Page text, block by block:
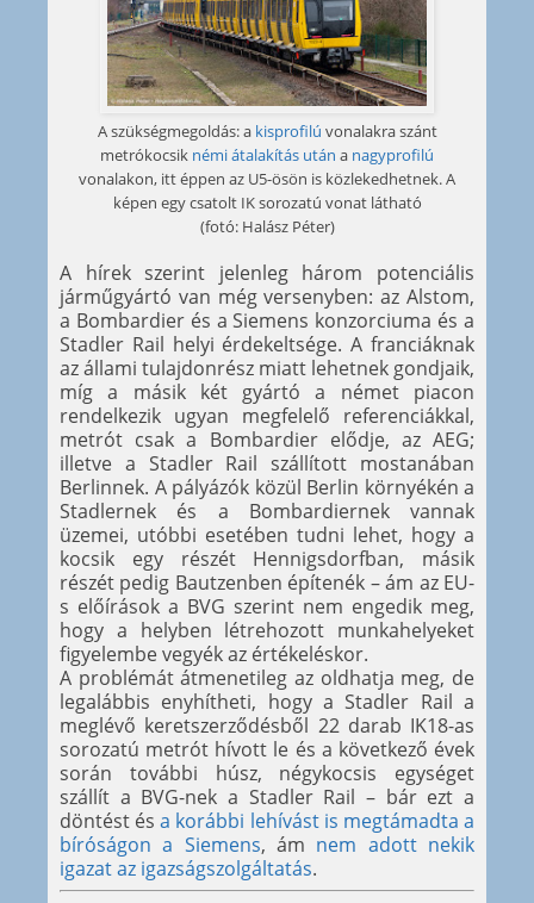
A szükségmegoldás: a kisprofilú vonalakra szánt
metrókocsik némi átalakítás után a nagyprofilú
vonalakon, itt éppen az U5-ösön is közlekedhetnek. A
képen egy csatolt IK sorozatú vonat látható
(fotó: Halász Péter)
A hírek szerint jelenleg három potenciális
járműgyártó van még versenyben: az Alstom,
a Bombardier és a Siemens konzorciuma és a
Stadler Rail helyi érdekeltsége. A franciáknak
az állami tulajdonrész miatt lehetnek gondjaik,
míg a másik két gyártó a német piacon
rendelkezik ugyan megfelelő referenciákkal,
metrót csak a Bombardier elődje, az AEG;
illetve a Stadler Rail szállított mostanában
Berlinnek. A pályázók közül Berlin környékén a
Stadlernek és a Bombardiernek vannak
üzemei, utóbbi esetében tudni lehet, hogy a
kocsik egy részét Hennigsdorfban, másik
részét pedig Bautzenben építenék – ám az EU-
s előírások a BVG szerint nem engedik meg,
hogy a helyben létrehozott munkahelyeket
figyelembe vegyék az értékeléskor.
A problémát átmenetileg az oldhatja meg, de
legalábbis enyhítheti, hogy a Stadler Rail a
meglévő keretszerződésből 22 darab IK18-as
sorozatú metrót hívott le és a következő évek
során további húsz, négykocsis egységet
szállít a BVG-nek a Stadler Rail – bár ezt a
döntést ésa korábbi lehívást is megtámadta a
bíróságon a Siemens, ám nem adott nekik
igazat az igazságszolgáltatás.